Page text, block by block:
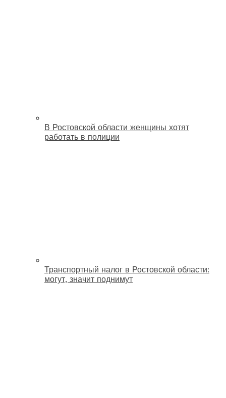
В Ростовской области женщины хотят
работать в полиции
Транспортный налог в Ростовской области:
могут, значит поднимут